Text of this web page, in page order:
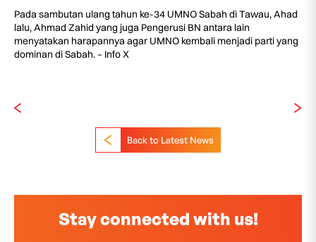
Pada sambutan ulang tahun ke-34 UMNO Sabah di Tawau, Ahad
lalu, Ahmad Zahid yang juga Pengerusi BN antara lain
menyatakan harapannya agar UMNO kembali menjadi parti yang
dominan di Sabah. – Info X
Back to Latest News
Stay connected with us!